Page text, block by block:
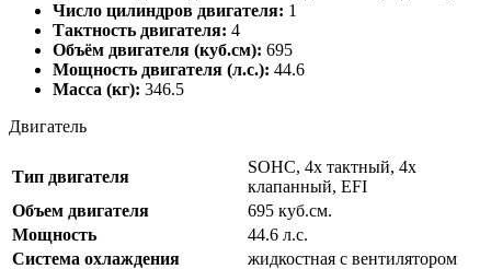
Число цилиндров двигателя: 1
Тактность двигателя: 4
Объём двигателя (куб.см): 695
Мощность двигателя (л.с.): 44.6
Масса (кг): 346.5
Двигатель
Тип двигателя
SOHC, 4х тактный, 4х
клапанный, EFI
Объем двигателя
695 куб.см.
Мощность
44.6 л.с.
Система охлаждения
жидкостная с вентилятором